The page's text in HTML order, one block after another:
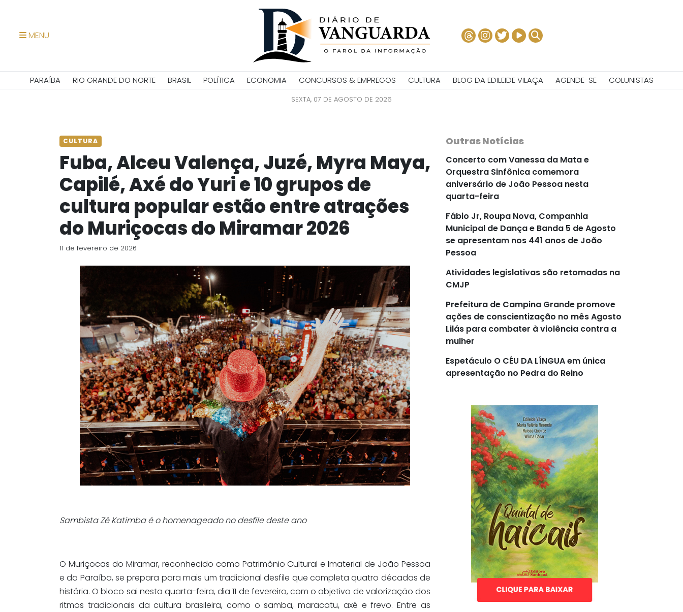
MENU
PARAÍBA RIO GRANDE DO NORTE BRASIL POLÍTICA ECONOMIA CONCURSOS & EMPREGOS CULTURA BLOG DA EDILEIDE VILAÇA AGENDE-SE COLUNISTAS
SEXTA, 07 DE AGOSTO DE 2026
CULTURA
Fuba, Alceu Valença, Juzé, Myra Maya,
Capilé, Axé do Yuri e 10 grupos de
cultura popular estão entre atrações
do Muriçocas do Miramar 2026
11 de fevereiro de 2026
Sambista Zé Katimba é o homenageado no desfile deste ano
O Muriçocas do Miramar, reconhecido como Patrimônio Cultural e Imaterial de João Pessoa
e da Paraíba, se prepara para mais um tradicional desfile que completa quatro décadas de
história. O bloco sai nesta quarta-feira, dia 11 de fevereiro, com o objetivo de valorização dos
ritmos tradicionais da cultura brasileira, como o samba, maracatu, axé e frevo. Entre as
Outras Notícias
Concerto com Vanessa da Mata e
Orquestra Sinfônica comemora
aniversário de João Pessoa nesta
quarta-feira
Fábio Jr, Roupa Nova, Companhia
Municipal de Dança e Banda 5 de Agosto
se apresentam nos 441 anos de João
Pessoa
Atividades legislativas são retomadas na
CMJP
Prefeitura de Campina Grande promove
ações de conscientização no mês Agosto
Lilás para combater à violência contra a
mulher
Espetáculo O CÉU DA LÍNGUA em única
apresentação no Pedra do Reino